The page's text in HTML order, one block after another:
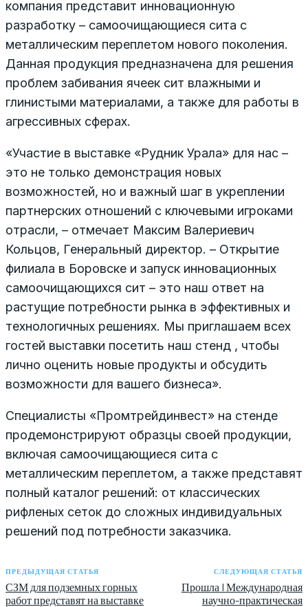
компания представит инновационную
разработку – самоочищающиеся сита с
металлическим переплетом нового поколения.
Данная продукция предназначена для решения
проблем забивания ячеек сит влажными и
глинистыми материалами, а также для работы в
агрессивных сферах.
«Участие в выставке «Рудник Урала» для нас –
это не только демонстрация новых
возможностей, но и важный шаг в укреплении
партнерских отношений с ключевыми игроками
отрасли, – отмечает Максим Валериевич
Кольцов, Генеральный директор. – Открытие
филиала в Боровске и запуск инновационных
самоочищающихся сит – это наш ответ на
растущие потребности рынка в эффективных и
технологичных решениях. Мы приглашаем всех
гостей выставки посетить наш стенд , чтобы
лично оценить новые продукты и обсудить
возможности для вашего бизнеса».
Специалисты «Промтрейдинвест» на стенде
продемонстрируют образцы своей продукции,
включая самоочищающиеся сита с
металлическим переплетом, а также представят
полный каталог решений: от классических
рифленых сеток до сложных индивидуальных
решений под потребности заказчика.
ПРЕДЫДУЩАЯ СТАТЬЯ
СЗМ для подземных горных
работ представят на выставке
СЛЕДУЮЩАЯ СТАТЬЯ
Прошла I Международная
научно-практическая